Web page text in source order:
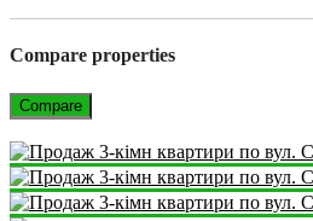
Compare properties
Compare